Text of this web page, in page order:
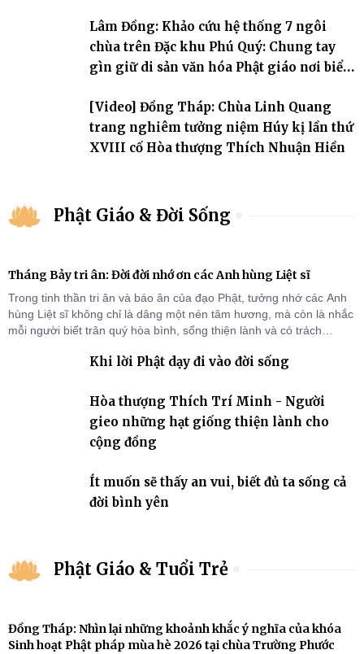
Lâm Đồng: Khảo cứu hệ thống 7 ngôi
chùa trên Đặc khu Phú Quý: Chung tay
gìn giữ di sản văn hóa Phật giáo nơi biển
[Video] Đồng Tháp: Chùa Linh Quang
trang nghiêm tưởng niệm Húy kị lần thứ
XVIII cố Hòa thượng Thích Nhuận Hiền
Phật Giáo & Đời Sống
Tháng Bảy tri ân: Đời đời nhớ ơn các Anh hùng Liệt sĩ
Trong tinh thần tri ân và báo ân của đạo Phật, tưởng nhớ các Anh
hùng Liệt sĩ không chỉ là dâng một nén tâm hương, mà còn là nhắc
mỗi người biết trân quý hòa bình, sống thiện lành và có trách
Khi lời Phật dạy đi vào đời sống
Hòa thượng Thích Trí Minh - Người
gieo những hạt giống thiện lành cho
cộng đồng
Ít muốn sẽ thấy an vui, biết đủ ta sống cả
đời bình yên
Phật Giáo & Tuổi Trẻ
Đồng Tháp: Nhìn lại những khoảnh khắc ý nghĩa của khóa
Sinh hoạt Phật pháp mùa hè 2026 tại chùa Trường Phước